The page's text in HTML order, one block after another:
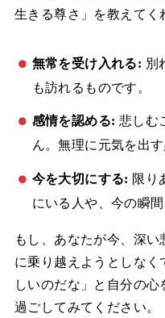
生きる尊さ」を教えてく
無常を受け入れる: 別
も訪れるものです。
感情を認める: 悲しむ
ん。無理に元気を出
今を大切にする: 限り
にいる人や、今の瞬
もし、あなたが今、深
に乗り越えようとしな
しいのだな」と自分の
過ごしてみてください。